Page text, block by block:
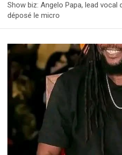
Show biz: Angelo Papa, lead
déposé le micro